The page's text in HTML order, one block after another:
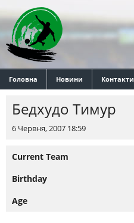
Головна Новини Контакти
Бедхудо Тимур
6 Червня, 2007 18:59
Current Team
Birthday
Age